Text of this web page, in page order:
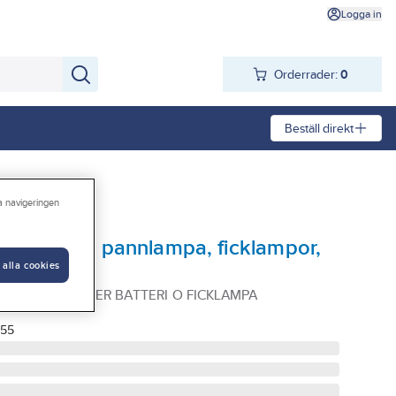
Logga in
Orderrader: 0
Beställ direkt
med pannlampa, ficklampor,
ENERGIZER BATTERI O FICKLAMPA
navigeringen
alla cookies